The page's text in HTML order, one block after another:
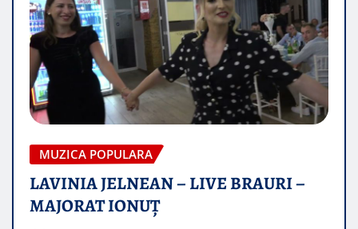
MUZICA POPULARA
LAVINIA JELNEAN – LIVE BRAURI –
MAJORAT IONUŢ